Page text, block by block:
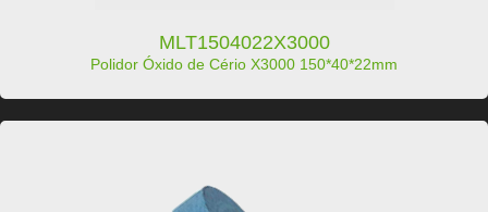
MLT1504022X3000
Polidor Óxido de Cério X3000 150*40*22mm